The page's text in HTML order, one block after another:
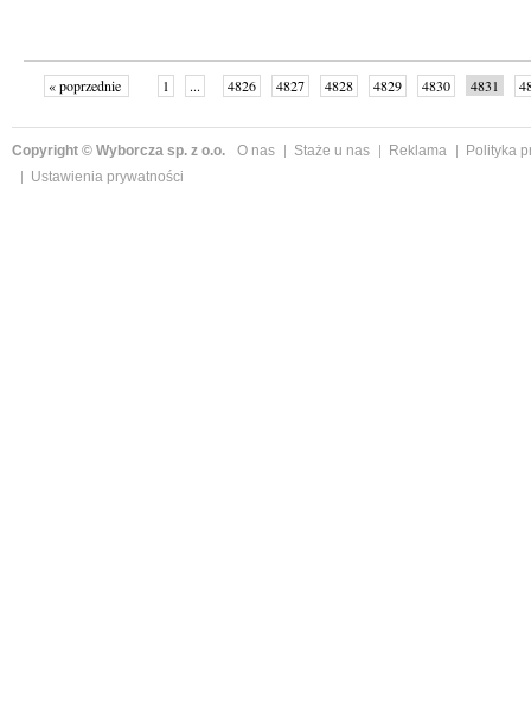
« poprzednie 1 ... 4826 4827 4828 4829 4830 4831
Copyright © Wyborcza sp. z o.o. O nas Staże u nas Reklama
Polityka
Ustawienia prywatności